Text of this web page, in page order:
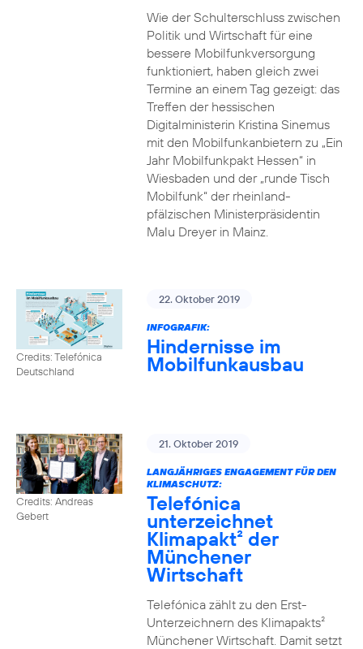
Wie der Schulterschluss zwischen
Politik und Wirtschaft für eine
bessere Mobilfunkversorgung
funktioniert, haben gleich zwei
Termine an einem Tag gezeigt: das
Treffen der hessischen
Digitalministerin Kristina Sinemus
mit den Mobilfunkanbietern zu „Ein
Jahr Mobilfunkpakt Hessen“ in
Wiesbaden und der „runde Tisch
Mobilfunk“ der rheinland-
pfälzischen Ministerpräsidentin
Malu Dreyer in Mainz.
Credits: Telefónica
Deutschland
22. Oktober 2019
INFOGRAFIK:
Hindernisse im
Mobilfunkausbau
Credits: Andreas
Gebert
21. Oktober 2019
LANGJÄHRIGES ENGAGEMENT FÜR DEN
KLIMASCHUTZ:
Telefónica
unterzeichnet
Klimapakt² der
Münchener
Wirtschaft
Telefónica zählt zu den Erst-
Unterzeichnern des Klimapakts²
Münchener Wirtschaft. Damit setzt